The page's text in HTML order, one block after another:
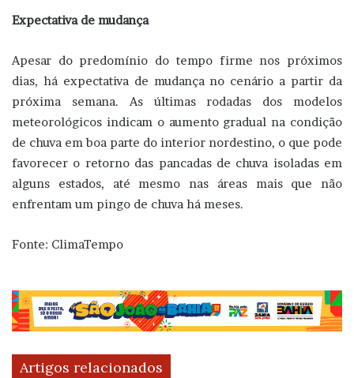
Expectativa de mudança
Apesar do predomínio do tempo firme nos próximos
dias, há expectativa de mudança no cenário a partir da
próxima semana. As últimas rodadas dos modelos
meteorológicos indicam o aumento gradual na condição
de chuva em boa parte do interior nordestino, o que pode
favorecer o retorno das pancadas de chuva isoladas em
alguns estados, até mesmo nas áreas mais que não
enfrentam um pingo de chuva há meses.
Fonte: ClimaTempo
Artigos relacionados